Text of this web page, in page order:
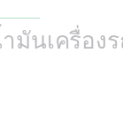
มันเครื่อง